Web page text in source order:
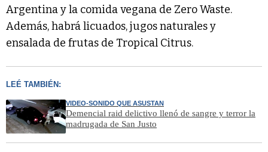
Argentina y la comida vegana de Zero Waste.
Además, habrá licuados, jugos naturales y
ensalada de frutas de Tropical Citrus.
LEÉ TAMBIÉN:
VIDEO-SONIDO QUE ASUSTAN
Demencial raid delictivo llenó de sangre y terror la
madrugada de San Justo